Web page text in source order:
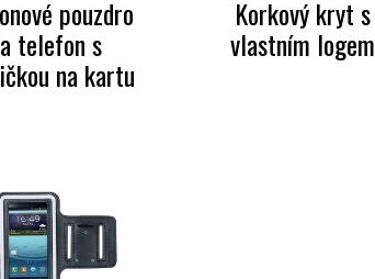
pouzdro
telefon s
na kartu
Korkový kryt s
vlastním logem